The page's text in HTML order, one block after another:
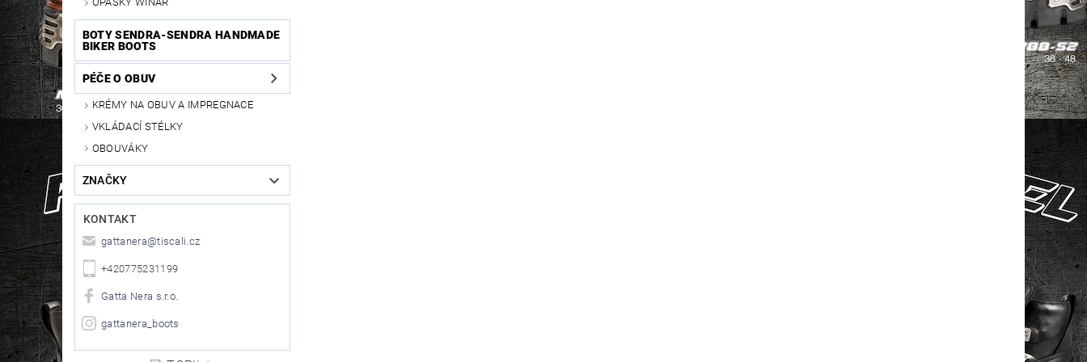
BOTY SENDRA-SENDRA HANDMADE
BIKER BOOTS
PÉČE O OBUV
KRÉMY NA OBUV A IMPREGNACE
VKLÁDACÍ STÉLKY
OBOUVÁKY
ZNAČKY
KONTAKT
gattanera@tiscali.cz
+420775231199
Gatta Nera s.r.o.
gattanera_boots